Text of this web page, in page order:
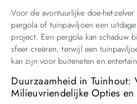
Voor de avontuurlijke doe-het-
pergola of tuinpaviljoen een
project. Een pergola kan schaduw
sfeer creëren, terwijl een
kan zijn voor buiteneten en
Duurzaamheid in Tuinhout:
Milieuvriendelijke Opties en